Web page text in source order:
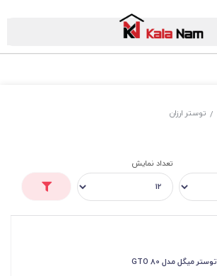
/ توستر ارزان
تعداد نمایش
توستر میگل مدل GTO 80